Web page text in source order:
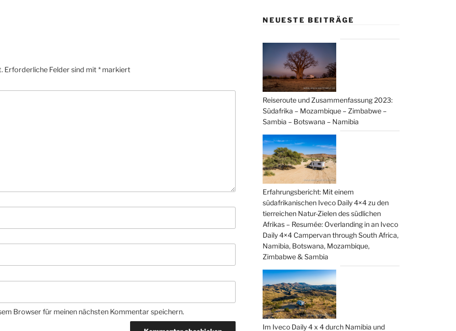
Erforderliche Felder sind mit* markiert
Browser für meinen nächsten Kommentar speichern.
NEUESTE BEITRÄGE
Reiseroute und Zusammenfassung 2023:
Südafrika – Mozambique – Zimbabwe –
Sambia – Botswana – Namibia
Erfahrungsbericht: Mit einem
südafrikanischen Iveco Daily 4×4 zu den
tierreichen Natur-Zielen des südlichen
Afrikas – Resumée: Overlanding in an Iveco
Daily 4×4 Campervan through South Africa,
Namibia, Botswana, Mozambique,
Zimbabwe & Sambia
Im Iveco Daily 4 x 4 durch Namibia und